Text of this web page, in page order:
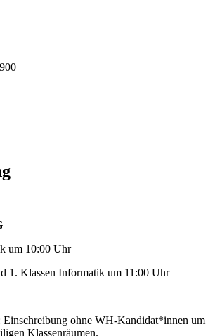
um 10:00 Uhr
1. Klassen Informatik um 11:00 Uhr
Einschreibung ohne WH-Kandidat*innen um
Klassenräumen.